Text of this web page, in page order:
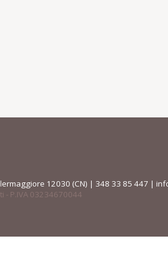
12030 (CN) | 348 33 85 447 |
- P.IVA 03234670044